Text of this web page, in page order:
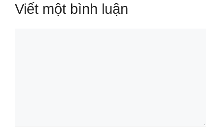
Viết một bình luận